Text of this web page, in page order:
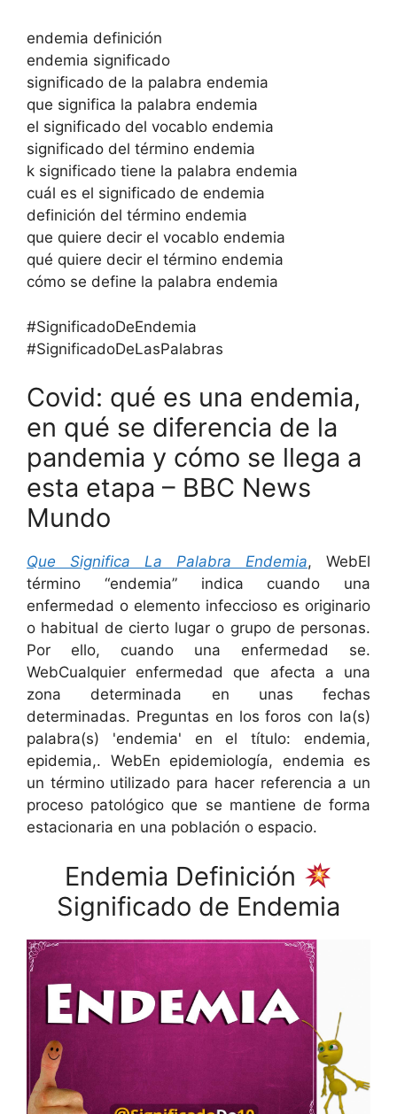
endemia definición
endemia significado
significado de la palabra endemia
que significa la palabra endemia
el significado del vocablo endemia
significado del término endemia
k significado tiene la palabra endemia
cuál es el significado de endemia
definición del término endemia
que quiere decir el vocablo endemia
qué quiere decir el término endemia
cómo se define la palabra endemia
#SignificadoDeEndemia
#SignificadoDeLasPalabras
Covid: qué es una endemia,
en qué se diferencia de la
pandemia y cómo se llega a
esta etapa – BBC News
Mundo
Que Significa La Palabra Endemia, WebEl
término “endemia” indica cuando una
enfermedad o elemento infeccioso es originario
o habitual de cierto lugar o grupo de personas.
Por ello, cuando una enfermedad se.
WebCualquier enfermedad que afecta a una
zona determinada en unas fechas
determinadas. Preguntas en los foros con la(s)
palabra(s) 'endemia' en el título: endemia,
epidemia,. WebEn epidemiología, endemia es
un término utilizado para hacer referencia a un
proceso patológico que se mantiene de forma
estacionaria en una población o espacio.
Endemia Definición
Significado de Endemia